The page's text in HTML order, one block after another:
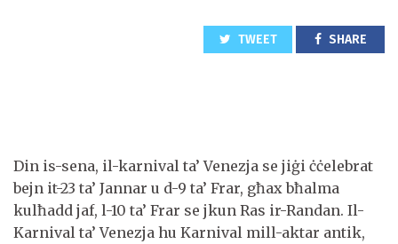
TWEET SHARE
Din is-sena, il-karnival ta’ Venezja se jiġi ċċelebrat
bejn it-23 ta’ Jannar u d-9 ta’ Frar, għax bħalma
kulħadd jaf, l-10 ta’ Frar se jkun Ras ir-Randan. Il-
Karnival ta’ Venezja hu Karnival mill-aktar antik,